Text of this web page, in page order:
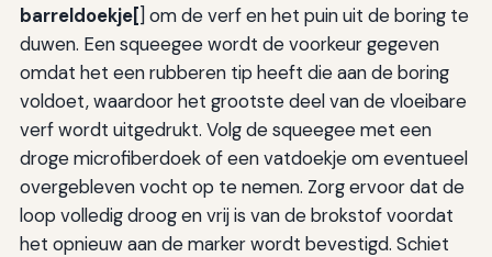
barreldoekje[] om de verf en het puin uit de boring te
duwen. Een squeegee wordt de voorkeur gegeven
omdat het een rubberen tip heeft die aan de boring
voldoet, waardoor het grootste deel van de vloeibare
verf wordt uitgedrukt. Volg de squeegee met een
droge microfiberdoek of een vatdoekje om eventueel
overgebleven vocht op te nemen. Zorg ervoor dat de
loop volledig droog en vrij is van de brokstof voordat
het opnieuw aan de marker wordt bevestigd. Schiet